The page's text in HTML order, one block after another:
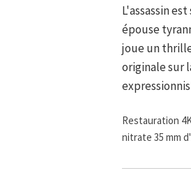
L'assassin
épouse
joue un
originale sur
Restauration
nitrate 35 mm